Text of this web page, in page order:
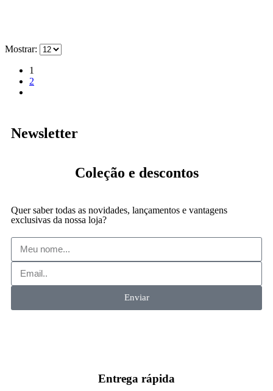
Mostrar:
1
2
Newsletter
Coleção e descontos
Quer saber todas as novidades, lançamentos e vantagens
exclusivas da nossa loja?
Enviar
Entrega rápida